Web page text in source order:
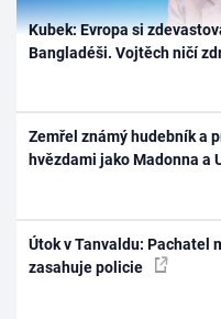
Kubek: Evropa si
Bangladéši. Vojtěch ničí
Zemřel známý hudebník a
hvězdami jako Madonna a
Útok v Tanvaldu: Pachatel
zasahuje policie